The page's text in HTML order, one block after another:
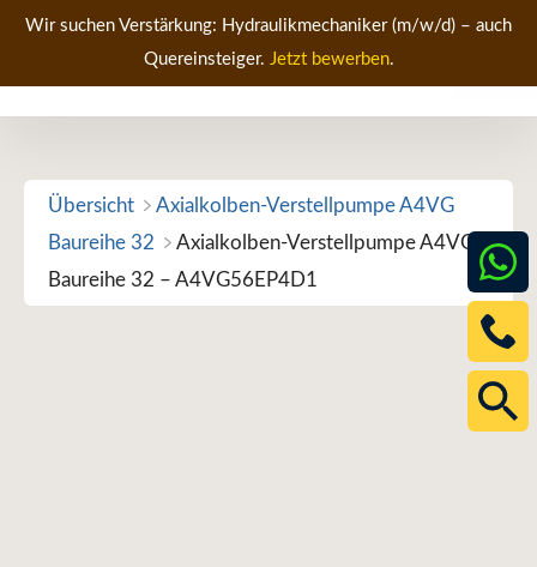
Zum
springen
Wir suchen Verstärkung: Hydraulikmechaniker (m/w/d) – auch
Quereinsteiger. Jetzt bewerben.
Übersicht
Axialkolben-Verstellpumpe A4VG
Baureihe 32
Axialkolben-Verstellpumpe A4VG
Baureihe 32 – A4VG56EP4D1